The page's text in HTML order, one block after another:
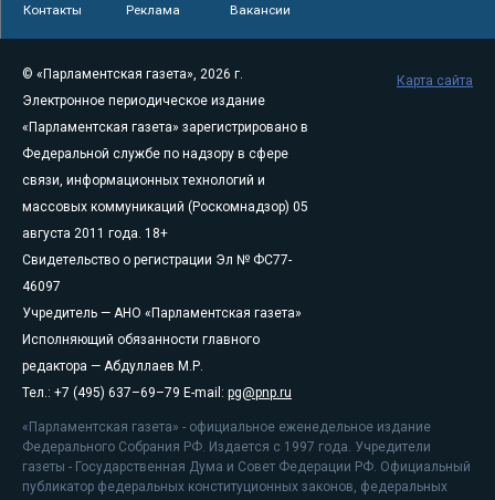
Контакты Реклама Вакансии
© «Парламентская газета», 2026 г.
Электронное периодическое издание
«Парламентская газета» зарегистрировано в
Федеральной службе по надзору в сфере
связи, информационных технологий и
массовых коммуникаций (Роскомнадзор) 05
августа 2011 года. 18+
Свидетельство о регистрации Эл № ФС77-
46097
Учредитель — АНО «Парламентская газета»
Исполняющий обязанности главного
редактора — Абдуллаев М.Р.
Тел.: +7 (495) 637–69–79 E-mail: pg@pnp.ru
«Парламентская газета» - официальное еженедельное издание
Федерального Собрания РФ. Издается с 1997 года. Учредители
газеты - Государственная Дума и Совет Федерации РФ. Официальный
публикатор федеральных конституционных законов, федеральных
Карта сайта